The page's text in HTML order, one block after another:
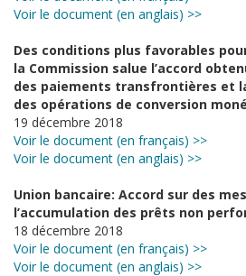
Voir le document (en anglais) >>
Des conditions plus favorables
la Commission salue l’accord
des paiements transfrontières et
des opérations de conversion
19 décembre 2018
Voir le document (en français) >>
Voir le document (en anglais) >>
Union bancaire: Accord sur des
l’accumulation des prêts non
18 décembre 2018
Voir le document (en français) >>
Voir le document (en anglais) >>